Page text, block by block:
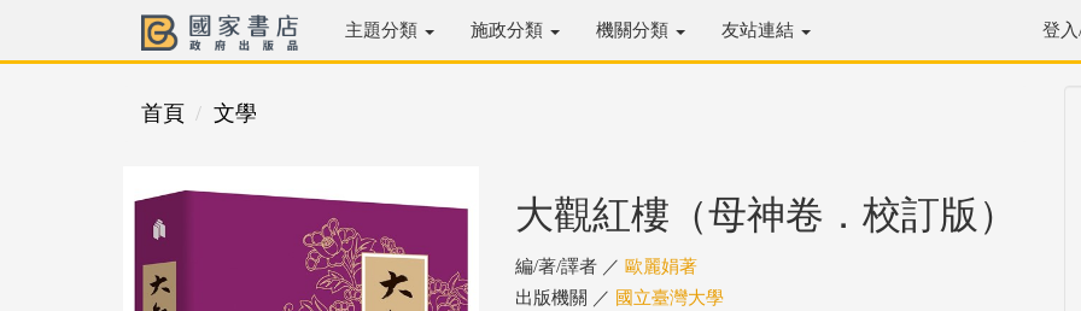
主題分類 施政分類 機關分類 友站連結 登
首頁 文學
大觀紅樓（母神卷．校訂版）
編/著/譯者 ／ 歐麗娟著
出版機關 ／ 國立臺灣大學